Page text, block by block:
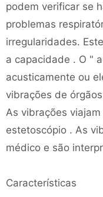
podem verificar se
problemas
irregularidades.
a capacidade . O "
acusticamente ou
vibrações de
As vibrações
estetoscópio . As
médico e são
Características